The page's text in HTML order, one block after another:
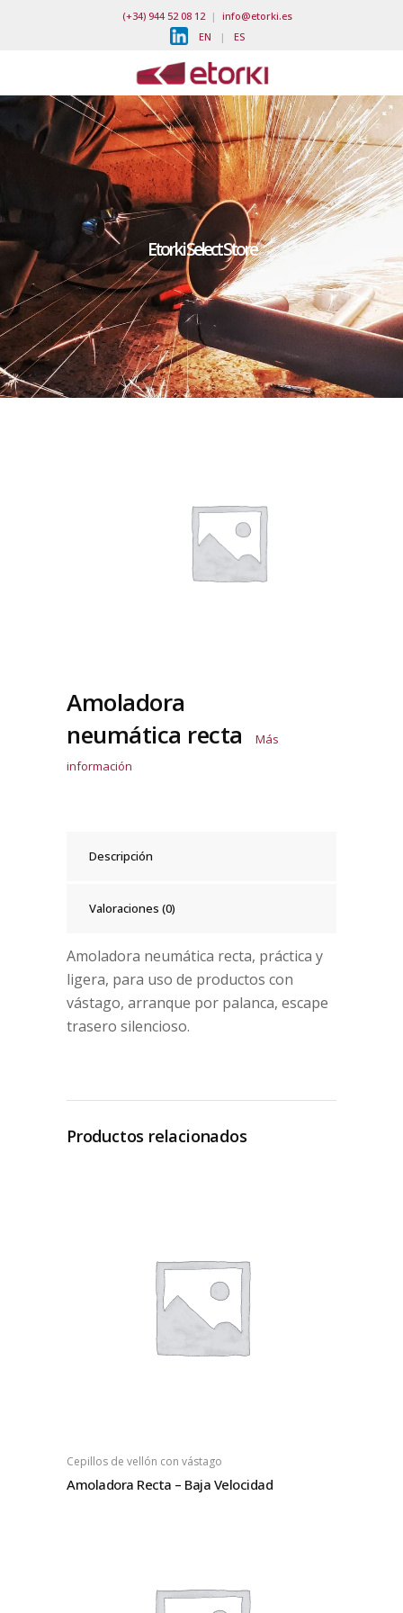
(+34) 944 52 08 12| info@etorki.es
EN | ES
Etorki Select Store
Amoladora
neumática recta
Más
información
Descripción
Valoraciones (0)
Amoladora neumática recta, práctica y
ligera, para uso de productos con
vástago, arranque por palanca, escape
trasero silencioso.
Productos relacionados
Cepillos de vellón con vástago
Amoladora Recta – Baja Velocidad